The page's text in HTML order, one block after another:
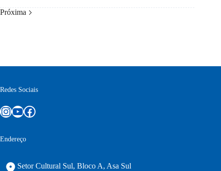
Próxima
Redes Sociais
Instagram
Youtube
Facebook
Endereço
Setor Cultural Sul, Bloco A, Asa Sul